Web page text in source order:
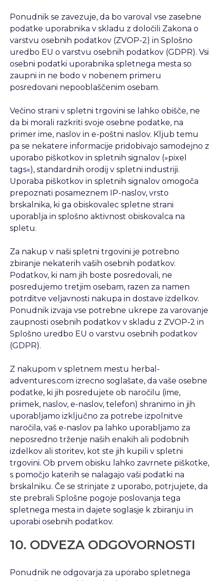
Ponudnik se zavezuje, da bo varoval vse zasebne
podatke uporabnika v skladu z določili Zakona o
varstvu osebnih podatkov (ZVOP-2) in Splošno
uredbo EU o varstvu osebnih podatkov (GDPR). Vsi
osebni podatki uporabnika spletnega mesta so
zaupni in ne bodo v nobenem primeru
posredovani nepooblaščenim osebam.
Večino strani v spletni trgovini se lahko obišče, ne
da bi morali razkriti svoje osebne podatke, na
primer ime, naslov in e-poštni naslov. Kljub temu
pa se nekatere informacije pridobivajo samodejno z
uporabo piškotkov in spletnih signalov (»pixel
tags«), standardnih orodij v spletni industriji.
Uporaba piškotkov in spletnih signalov omogoča
prepoznati posameznem IP-naslov, vrsto
brskalnika, ki ga obiskovalec spletne strani
uporablja in splošno aktivnost obiskovalca na
spletu.
Za nakup v naši spletni trgovini je potrebno
zbiranje nekaterih vaših osebnih podatkov.
Podatkov, ki nam jih boste posredovali, ne
posredujemo tretjim osebam, razen za namen
potrditve veljavnosti nakupa in dostave izdelkov.
Ponudnik izvaja vse potrebne ukrepe za varovanje
zaupnosti osebnih podatkov v skladu z ZVOP-2 in
Splošno uredbo EU o varstvu osebnih podatkov
(GDPR).
Z nakupom v spletnem mestu herbal-
adventures.com izrecno soglašate, da vaše osebne
podatke, ki jih posredujete ob naročilu (ime,
priimek, naslov, e-naslov, telefon) shranimo in jih
uporabljamo izključno za potrebe izpolnitve
naročila, vaš e-naslov pa lahko uporabljamo za
neposredno trženje naših enakih ali podobnih
izdelkov ali storitev, kot ste jih kupili v spletni
trgovini. Ob prvem obisku lahko zavrnete piškotke,
s pomočjo katerih se nalagajo vaši podatki na
brskalniku. Če se strinjate z uporabo, potrjujete, da
ste prebrali Splošne pogoje poslovanja tega
spletnega mesta in dajete soglasje k zbiranju in
uporabi osebnih podatkov.
10. ODVEZA ODGOVORNOSTI
Ponudnik ne odgovarja za uporabo spletnega